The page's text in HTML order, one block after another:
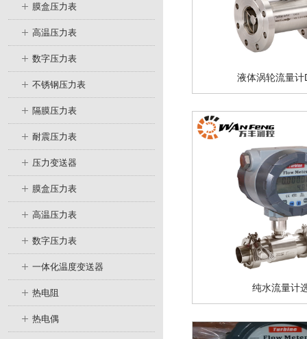
膜盒压力表
高温压力表
数字压力表
不锈钢压力表
隔膜压力表
耐震压力表
压力变送器
膜盒压力表
高温压力表
数字压力表
一体化温度变送器
热电阻
热电偶
液体涡轮流量计
纯水流量计